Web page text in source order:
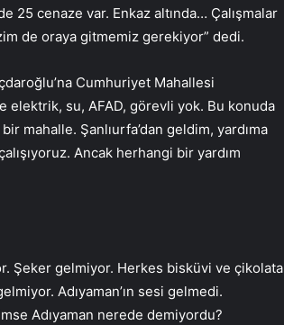
25 cenaze var. Enkaz altında… Çalışmalar
de oraya gitmemiz gerekiyor” dedi.
Cumhuriyet Mahallesi
elektrik, su, AFAD, görevli yok. Bu konuda
mahalle. Şanlıurfa’dan geldim, yardıma
Ancak herhangi bir yardım
Şeker gelmiyor. Herkes bisküvi ve çikolata
Adıyaman’ın sesi gelmedi.
Adıyaman nerede demiyordu?